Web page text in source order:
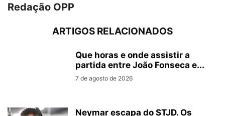
Redação OPP
ARTIGOS RELACIONADOS
Que horas e onde assistir a
partida entre João Fonseca e...
7 de agosto de 2026
Neymar escapa do STJD. Os